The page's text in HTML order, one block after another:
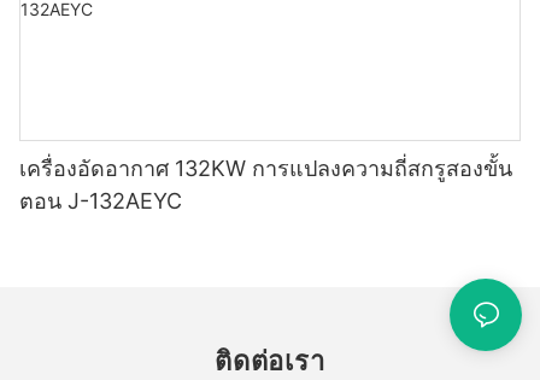
เครื่องอัดอากาศ 132KW การแปลงความถี่สกรูสองขั้น
ตอน J-132AEYC
ติดต่อเรา